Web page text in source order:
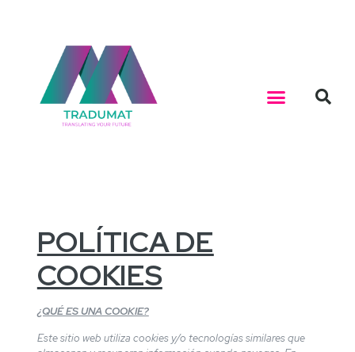
POLÍTICA DE
COOKIES
¿QUÉ ES UNA COOKIE?
Este sitio web utiliza cookies y/o tecnologías similares que